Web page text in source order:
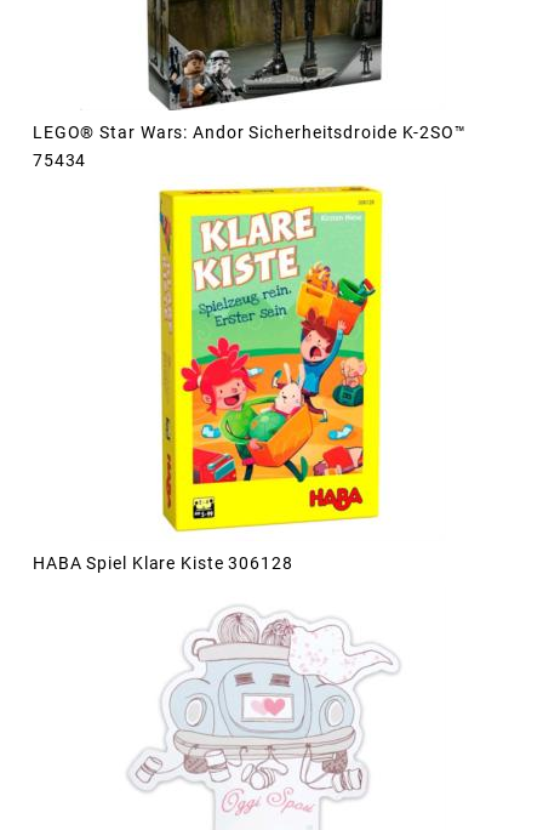
LEGO® Star Wars: Andor Sicherheitsdroide K-2SO™
75434
HABA Spiel Klare Kiste 306128